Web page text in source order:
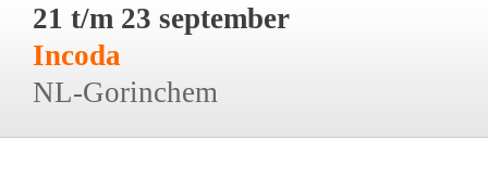
21 t/m 23 september
Incoda
NL-Gorinchem